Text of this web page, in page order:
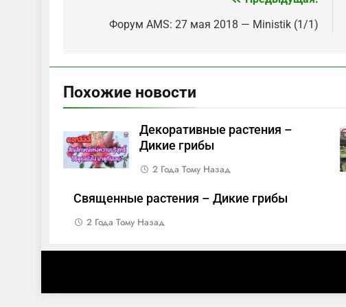
Форум AMS: 27 мая 2018 — Ministik (1/1)
Похожие новости
Декоративные растения –
Дикие грибы
2 Года Тому Назад
Священные растения – Дикие грибы
2 Года Тому Назад